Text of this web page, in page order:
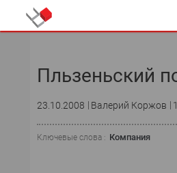
Пльзеньский
23.10.2008 Валерий Коржов
Ключевые слова : Компания